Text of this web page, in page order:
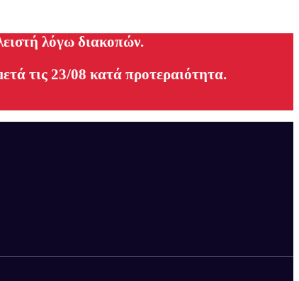
λόγω διακοπών.
τις 23/08 κατά προτεραιότητα.